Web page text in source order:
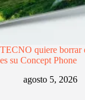
TECNO quiere borrar
es su Concept Phone
agosto 5, 2026